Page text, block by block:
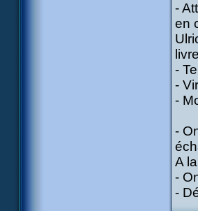
-
en
-
-
-
-
A
-
-